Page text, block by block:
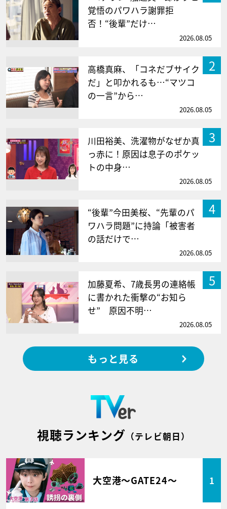
覚悟のパワハラ謝罪拒
否！“後輩”だけ…
2026.08.05
2
高橋真麻、「コネだブサイク
だ」と叩かれるも…“マツコ
の一言”から…
2026.08.05
3
川田裕美、洗濯物がなぜか真
っ赤に！原因は息子のポケッ
トの中身…
2026.08.05
4
“後輩”今田美桜、“先輩のパ
ワハラ問題”に持論「被害者
の話だけで…
2026.08.05
5
加藤夏希、7歳長男の連絡帳
に書かれた衝撃の“お知ら
せ” 原因不明…
2026.08.05
もっと見る
視聴ランキング （テレビ朝日）
大空港～GATE24～ 1